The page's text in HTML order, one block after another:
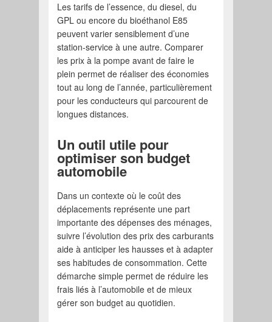
Les tarifs de l’essence, du diesel, du
GPL ou encore du bioéthanol E85
peuvent varier sensiblement d’une
station-service à une autre. Comparer
les prix à la pompe avant de faire le
plein permet de réaliser des économies
tout au long de l’année, particulièrement
pour les conducteurs qui parcourent de
longues distances.
Un outil utile pour
optimiser son budget
automobile
Dans un contexte où le coût des
déplacements représente une part
importante des dépenses des ménages,
suivre l’évolution des prix des carburants
aide à anticiper les hausses et à adapter
ses habitudes de consommation. Cette
démarche simple permet de réduire les
frais liés à l’automobile et de mieux
gérer son budget au quotidien.